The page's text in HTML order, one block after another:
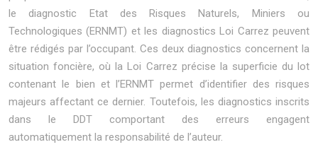
le diagnostic Etat des Risques Naturels, Miniers ou
Technologiques (ERNMT) et les diagnostics Loi Carrez peuvent
être rédigés par l’occupant. Ces deux diagnostics concernent la
situation foncière, où la Loi Carrez précise la superficie du lot
contenant le bien et l’ERNMT permet d’identifier des risques
majeurs affectant ce dernier. Toutefois, les diagnostics inscrits
dans le DDT comportant des erreurs engagent
automatiquement la responsabilité de l’auteur.